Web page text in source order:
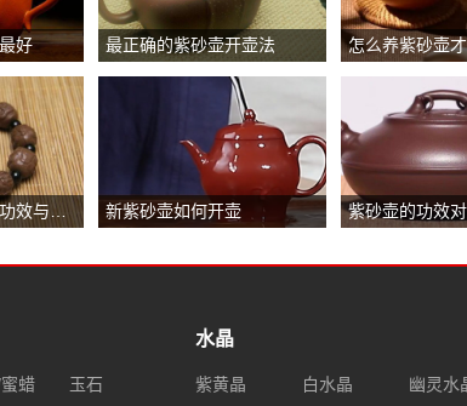
好 最正确的紫砂壶开壶法 怎么养紫砂壶
紫砂手链的作用和功效与作用 新紫砂壶如何开壶 紫砂壶的功效
蜡 玉石
水晶
紫黄晶 白水晶 幽灵水